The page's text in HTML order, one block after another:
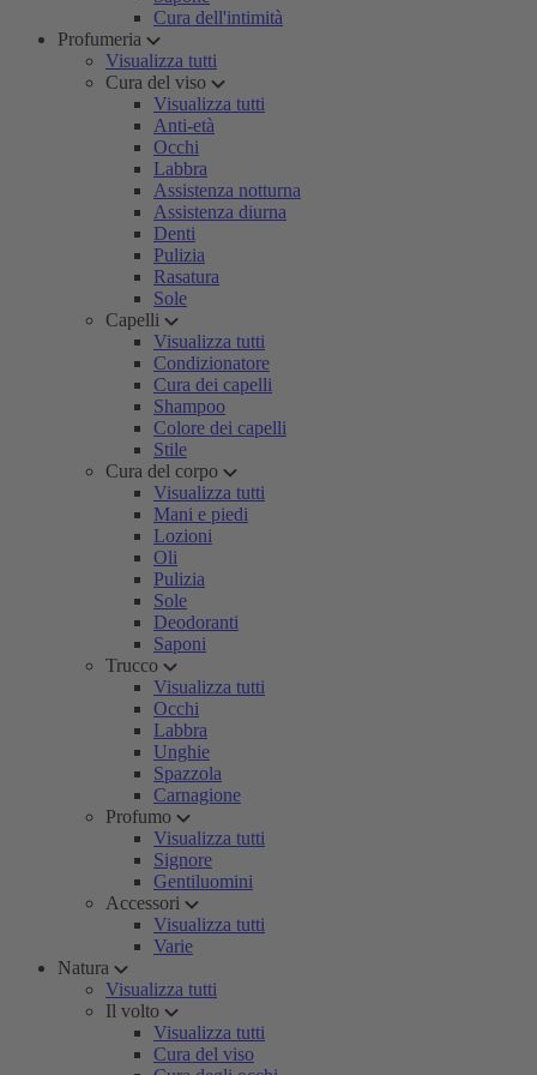
Cura dell'intimità
Profumeria
Visualizza tutti
Cura del viso
Visualizza tutti
Anti-età
Occhi
Labbra
Assistenza notturna
Assistenza diurna
Denti
Pulizia
Rasatura
Sole
Capelli
Visualizza tutti
Condizionatore
Cura dei capelli
Shampoo
Colore dei capelli
Stile
Cura del corpo
Visualizza tutti
Mani e piedi
Lozioni
Oli
Pulizia
Sole
Deodoranti
Saponi
Trucco
Visualizza tutti
Occhi
Labbra
Unghie
Spazzola
Carnagione
Profumo
Visualizza tutti
Signore
Gentiluomini
Accessori
Visualizza tutti
Varie
Natura
Visualizza tutti
Il volto
Visualizza tutti
Cura del viso